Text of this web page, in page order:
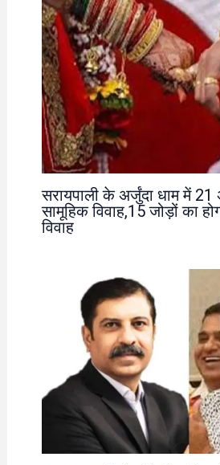
सरायपाली के अर्जुंदा धाम में
सामूहिक विवाह,15 जोड़ों का
विवाह